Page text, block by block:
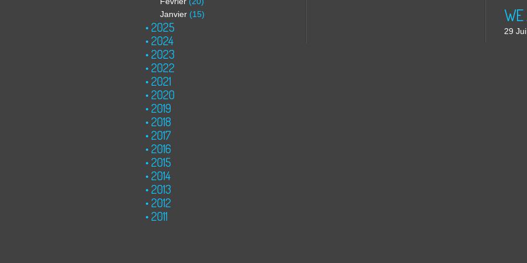
Janvier (15)
2025
2024
2023
2022
2021
2020
2019
2018
2017
2016
2015
2014
2013
2012
2011
29